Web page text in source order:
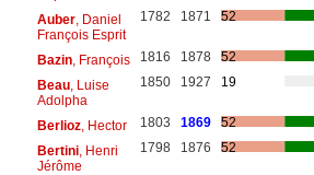
Auber, Daniel
François Esprit
1782 1871 52
Bazin, François 1816 1878
52
Beau, Luise
Adolpha
1850 1927 19
Berlioz, Hector 1803 1869
52
Bertini, Henri
Jérôme
1798 1876 52